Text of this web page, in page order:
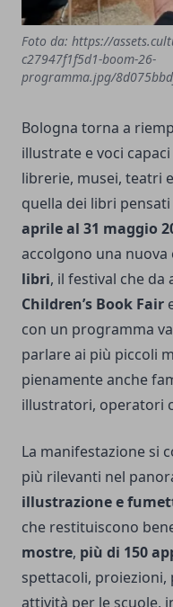
Foto da: https://
c27947f1f5d1-boom-26-
programma.jpg/
Bologna torna a
illustrate e voci
librerie, musei, teatri
quella dei libri pensati
aprile al 31 maggio
accolgono una nuova
libri, il festival che da
Children’s Book Fair
con un programma
parlare ai più piccoli
pienamente anche
illustratori, operatori
La manifestazione si
più rilevanti nel
illustrazione e
che restituiscono
mostre, più di 150
spettacoli,
attività per le scuole,